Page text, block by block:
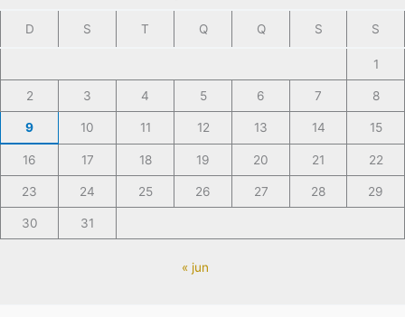
D S T Q Q S S
1
2 3 4 5 6 7 8
9 10 11 12 13 14 15
16 17 18 19 20 21 22
23 24 25 26 27 28 29
30 31
« jun